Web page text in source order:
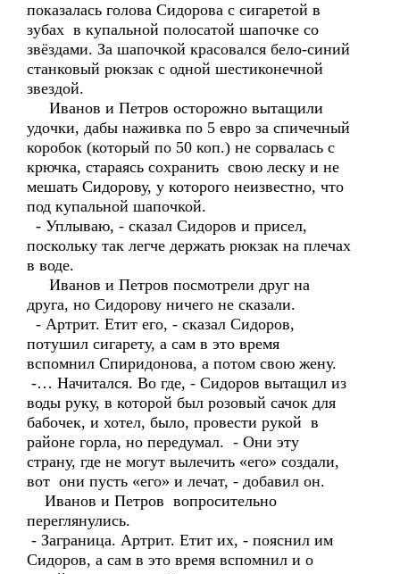
показалась голова Сидорова с сигаретой в
зубах в купальной полосатой шапочке со
звёздами. За шапочкой красовался бело-синий
станковый рюкзак с одной шестиконечной
звездой.
Иванов и Петров осторожно вытащили
удочки, дабы наживка по 5 евро за спичечный
коробок (который по 50 коп.) не сорвалась с
крючка, стараясь сохранить свою леску и не
мешать Сидорову, у которого неизвестно, что
под купальной шапочкой.
- Уплываю, - сказал Сидоров и присел,
поскольку так легче держать рюкзак на плечах
в воде.
Иванов и Петров посмотрели друг на
друга, но Сидорову ничего не сказали.
- Артрит. Етит его, - сказал Сидоров,
потушил сигарету, а сам в это время
вспомнил Спиридонова, а потом свою жену.
-… Начитался. Во где, - Сидоров вытащил из
воды руку, в которой был розовый сачок для
бабочек, и хотел, было, провести рукой в
районе горла, но передумал. - Они эту
страну, где не могут вылечить «его» создали,
вот они пусть «его» и лечат, - добавил он.
Иванов и Петров вопросительно
переглянулись.
- Заграница. Артрит. Етит их, - пояснил им
Сидоров, а сам в это время вспомнил и о